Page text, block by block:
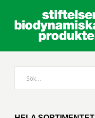
innehållet